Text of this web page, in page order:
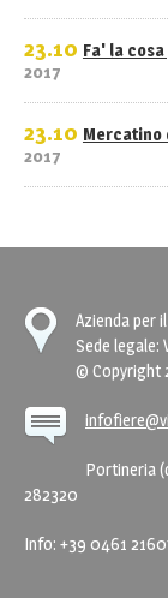
23.10
2017
Fa' la
23.10
2017
Mercatino
Azienda per
Sede legale:
© Copyright
Portineria
282320
Info: +39 0461